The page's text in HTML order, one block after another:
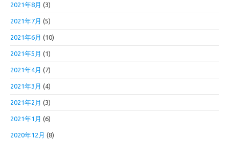
2021年8月 (3)
2021年7月 (5)
2021年6月 (10)
2021年5月 (1)
2021年4月 (7)
2021年3月 (4)
2021年2月 (3)
2021年1月 (6)
2020年12月 (8)